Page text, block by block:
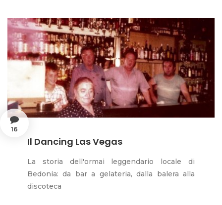
16
Il Dancing Las Vegas
La storia dell'ormai leggendario locale di
Bedonia: da bar a gelateria, dalla balera alla
discoteca